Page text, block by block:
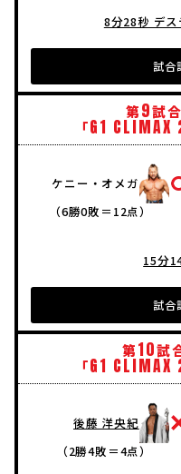
8分28秒 デ
試合
第9試合
「G1 CLIMAX
ケニー・オメガ
（6勝0敗＝12点）
15分
試合
第10試
「G1 CLIMAX
後藤 洋央紀
（2勝4敗＝4点）